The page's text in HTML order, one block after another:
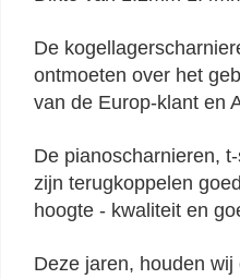
De
ontmoeten over het
van de Europ-klant en
De pianoscharnieren,
zijn terugkoppelen
hoogte - kwaliteit en
Deze jaren, houden